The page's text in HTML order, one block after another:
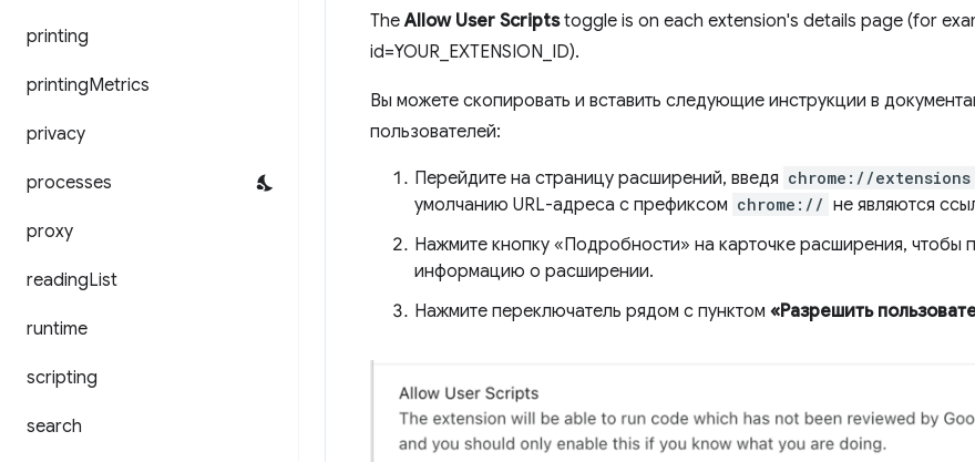
printing
printingMetrics
privacy
processes
proxy
readingList
runtime
scripting
search
TheAllow User Scriptstoggle is on each extension's details page (for
id=YOUR_EXTENSION_ID).
Вы можете скопировать и вставить следующие инструкции в
пользователей:
Перейдите на страницу расширений, введя chrome://extensions
умолчанию URL-адреса с префиксом chrome:// не являются
Нажмите кнопку «Подробности» на карточке расширения, чтобы
информацию о расширении.
Нажмите переключатель рядом с пунктом «Разрешить